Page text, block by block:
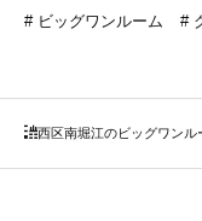
ビッグワンルーム
南堀江のビッグワンル
西区